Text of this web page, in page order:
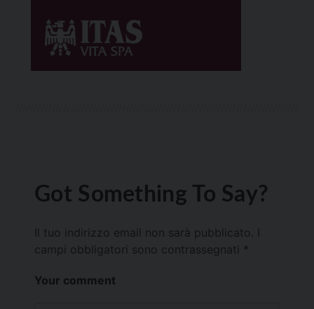
Got Something To Say?
Il tuo indirizzo email non sarà pubblicato.
campi obbligatori sono contrassegnati *
Your comment